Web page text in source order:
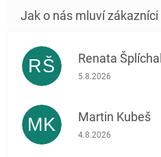
RŠ Renata
Hodnocení
5.8.2026
MK Martin Kubeš
Hodnocení
4.8.2026